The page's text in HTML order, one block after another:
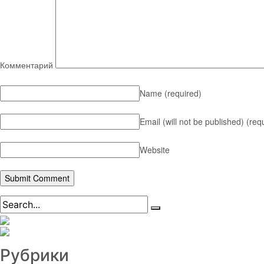
Комментарий
Name (required)
Email (will not be published)
Website
Рубрики